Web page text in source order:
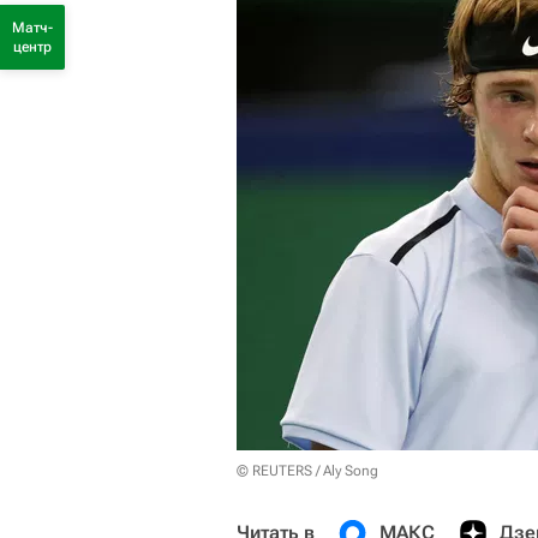
© REUTERS / Aly Song
Читать в МАКС
Матч-
центр